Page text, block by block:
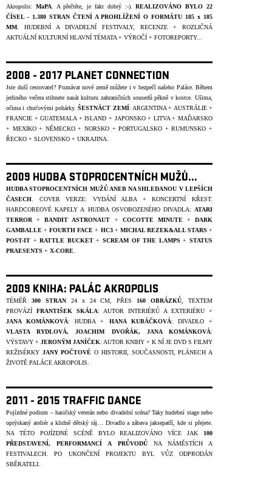
Akropolis: MaPA. A přečtěte, je fakt dobrý :-).REALIZOVÁNO BYLO 22
ČÍSEL - 1.380 STRAN ČTENÍ A PROHLÍŽENÍ O FORMÁTU 185 x 185
MM . HUDEBNÍ A DIVADELNÍ FESTIVALY, RECENZE + ROZLIČNÁ
AKTUÁLNÍ KULTURNÍ HLAVNÍ TÉMATA + VÝROČÍ + FOTOREPORTY...
2008 - 2017 PLANET CONNECTION
Jste duší cestovatel? Poznávat nové země můžete i v bezpečí našeho Paláce. Během
jediného večera stihnete nasát kulturu zahraničních sousedů pěkně v kostce. Ušima,
očima i chuťovými pohárky.ŠESTNÁCT ZEMÍ: ARGENTINA + AUSTRÁLIE +
FRANCIE + GUATEMALA + ISLAND + JAPONSKO + LITVA + MAĎARSKO
+ MEXIKO + NĚMECKO + NORSKO + PORTUGALSKO + RUMUNSKO +
ŘECKO + SLOVENSKO + UKRAJINA.
2009 HUDBA STOPROCENTNÍCH MUŽŮ...
HUDBA STOPROCENTNÍCH MUŽŮ ANEB NA SHLEDANOU V LEPŠÍCH
ČASECH . COVER VERZE: VYDÁNÍ ALBA + KONCERTNÍ KŘEST.
HARDCOREOVÉ KAPELY A HUDBA OSVOBOZENÉHO DIVADLA: ATARI
TERROR +BANDIT ASTRONAUT + COCOTTE MINUTE+ DARK
GAMBALLE +FOURTH FACE + HC3+ MICHAL REZEK&ALL STARS +
POST-IT +RATTLE BUCKET+SCREAM OF THE LAMPS +STATUS
PRAESENTS + X-CORE
2009 KNIHA: PALÁC AKROPOLIS
TÉMĚŘ 300 STRAN24 x 24 CM, PŘES 160 OBRÁZKŮ , TEXTEM
PROVÁZÍ FRANTIŠEK SKÁLA: AUTOR INTERIÉRŮ A EXTERIÉRU +
JANA KOMÁNKOVÁ: HUDBA + HANA KUBÁČKOVÁ: DIVADLO +
VLASTA RYDLOVÁ, JOACHIM DVOŘÁK, JANA KOMÁNKOVÁ:
VÝSTAVY + JERONÝM JANÍČEK: AUTOR KNIHY + K NÍ JE DVD S FILMY
REŽISÉRKY JANY POČTOVÉ O HISTORII, SOUČASNOSTI, PLÁNECH A
ŽIVOTĚ PALÁCE AKROPOLIS.
2011 - 2015 TRAFFIC DANCE
Pojízdné podium – hasičský veterán nebo divadelní scéna? Taky hudební stage nebo
oprýskaný ateliér a klidně dětský ráj… Divadlo a zábava jaksepatří, kde si přejete.
NA TÉTO POJÍZDNÉ SCÉNĚ BYLO REALIZOVÁNO VÍCE JAK 100
PŘEDSTAVENÍ, PERFORMANCÍ A PRŮVODŮNA NÁMĚSTÍCH A
FESTIVALECH. PO UKONČENÍ PROJEKTU BYL VŮZ ODPRODÁN
SBĚRATELI.